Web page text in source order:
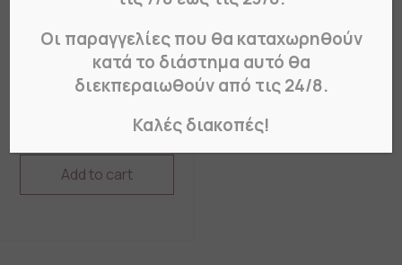
Εκτύπωση σε στυλό
136.40
Add to cart
Οι παραγγελίες που θα καταχωρηθούν
κατά το διάστημα αυτό θα
διεκπεραιωθούν από τις 24/8.
Καλές διακοπές!